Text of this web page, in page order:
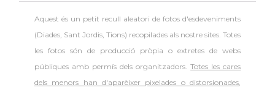
Aquest és un petit recull aleatori defotos d'esdeveniments
(Diades, Sant Jordis, Tions) recopilades als nostre sites. Totes
les fotos són de producció pròpia o extretes de webs
públiques amb permís dels organitzadors.Totes les cares
dels menors han d'aparèixer pixelades o distorsionades,